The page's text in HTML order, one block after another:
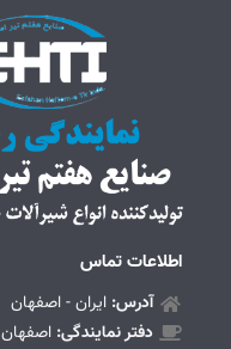
اطلاعات تماس
آدرس:ایران - اصفهان
دفتر نمایندگی: اصفهان